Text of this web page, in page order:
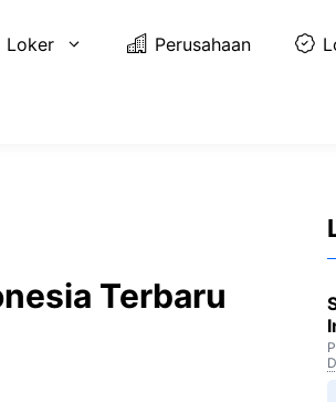
Loker Perusahaan
Terbaru